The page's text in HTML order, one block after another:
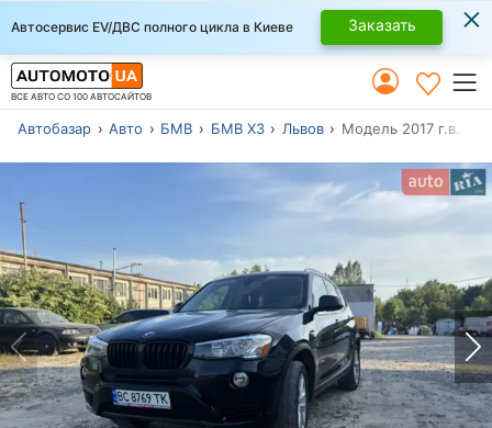
Автосервис EV/ДВС полного цикла в Киеве Заказать ×
ВСЕ АВТО СО 100 АВТОСАЙТОВ
Автобазар Авто БМВ БМВ Х3 Львов Модель 2017 г.в.